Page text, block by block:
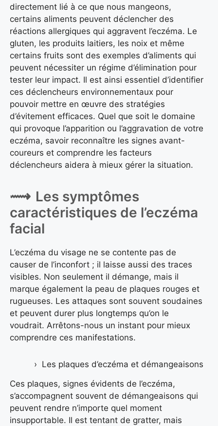
directement lié à ce que nous mangeons,
certains aliments peuvent déclencher des
réactions allergiques qui aggravent l’eczéma. Le
gluten, les produits laitiers, les noix et même
certains fruits sont des exemples d’aliments qui
peuvent nécessiter un régime d’élimination pour
tester leur impact. Il est ainsi essentiel d’identifier
ces déclencheurs environnementaux pour
pouvoir mettre en œuvre des stratégies
d’évitement efficaces. Quel que soit le domaine
qui provoque l’apparition ou l’aggravation de votre
eczéma, savoir reconnaître les signes avant-
coureurs et comprendre les facteurs
déclencheurs aidera à mieux gérer la situation.
Les symptômes
caractéristiques de l’eczéma
facial
L’eczéma du visage ne se contente pas de
causer de l’inconfort ; il laisse aussi des traces
visibles. Non seulement il démange, mais il
marque également la peau de plaques rouges et
rugueuses. Les attaques sont souvent soudaines
et peuvent durer plus longtemps qu’on le
voudrait. Arrêtons-nous un instant pour mieux
comprendre ces manifestations.
Les plaques d’eczéma et démangeaisons
Ces plaques, signes évidents de l’eczéma,
s’accompagnent souvent de démangeaisons qui
peuvent rendre n’importe quel moment
insupportable. Il est tentant de gratter, mais